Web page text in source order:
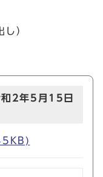
し）
和2年5月15日